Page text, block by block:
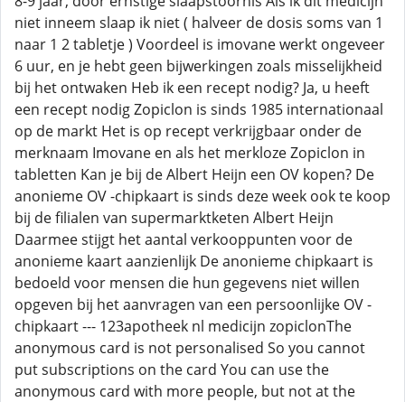
niet inneem slaap ik niet ( halveer de dosis soms van 1
naar 1 2 tabletje ) Voordeel is imovane werkt ongeveer
6 uur, en je hebt geen bijwerkingen zoals misselijkheid
bij het ontwaken Heb ik een recept nodig? Ja, u heeft
een recept nodig Zopiclon is sinds 1985 internationaal
op de markt Het is op recept verkrijgbaar onder de
merknaam Imovane en als het merkloze Zopiclon in
tabletten Kan je bij de Albert Heijn een OV kopen? De
anonieme OV -chipkaart is sinds deze week ook te koop
bij de filialen van supermarktketen Albert Heijn
Daarmee stijgt het aantal verkooppunten voor de
anonieme kaart aanzienlijk De anonieme chipkaart is
bedoeld voor mensen die hun gegevens niet willen
opgeven bij het aanvragen van een persoonlijke OV -
chipkaart --- 123apotheek nl medicijn zopiclonThe
anonymous card is not personalised So you cannot
put subscriptions on the card You can use the
anonymous card with more people, but not at the